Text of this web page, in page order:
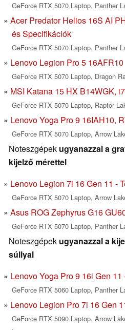
GeForce RTX 5070 Laptop, Panther
Acer Predator Helios 16S AI
és Specifikációk
GeForce RTX 5070 Laptop, Panther
Lenovo Legion Pro 5 16AFR10
GeForce RTX 5070 Laptop, Dragon
MSI Katana 15 HX B14WGK,
GeForce RTX 5070 Laptop, Raptor
Lenovo Yoga Pro 9 16IAH10,
GeForce RTX 5070 Laptop, Arrow
Noteszgépek ugyanazzal a
kijelző mérettel
Lenovo Legion 7i 16 Gen 11 -
GeForce RTX 5070 Laptop, Arrow
Asus ROG Zephyrus G16
GeForce RTX 5070 Laptop, Panther
Noteszgépek ugyanazzal a
súllyal
Lenovo Yoga Pro 9 16i Gen
GeForce RTX 5060 Laptop, Panther
Lenovo Legion Pro 7i 16 Gen
GeForce RTX 5090 Laptop, Arrow